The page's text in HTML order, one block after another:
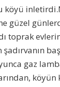
köyü
güzel
toprak
şadırvanın
gaz
köyün